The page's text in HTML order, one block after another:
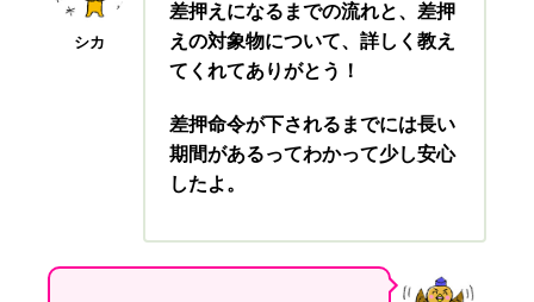
シカ
差押えになるまでの流れと、差押
えの対象物について、詳しく教え
てくれてありがとう！
差押命令が下されるまでには長い
期間があるってわかって少し安心
したよ。